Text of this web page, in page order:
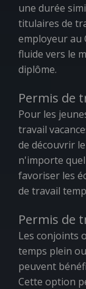
une durée
titulaires de
employeur au
fluide vers le
diplôme.
Permis de
Pour les
travail
de découvrir
n'importe
favoriser les
de travail
Permis de
Les conjoints
temps plein
peuvent
Cette option